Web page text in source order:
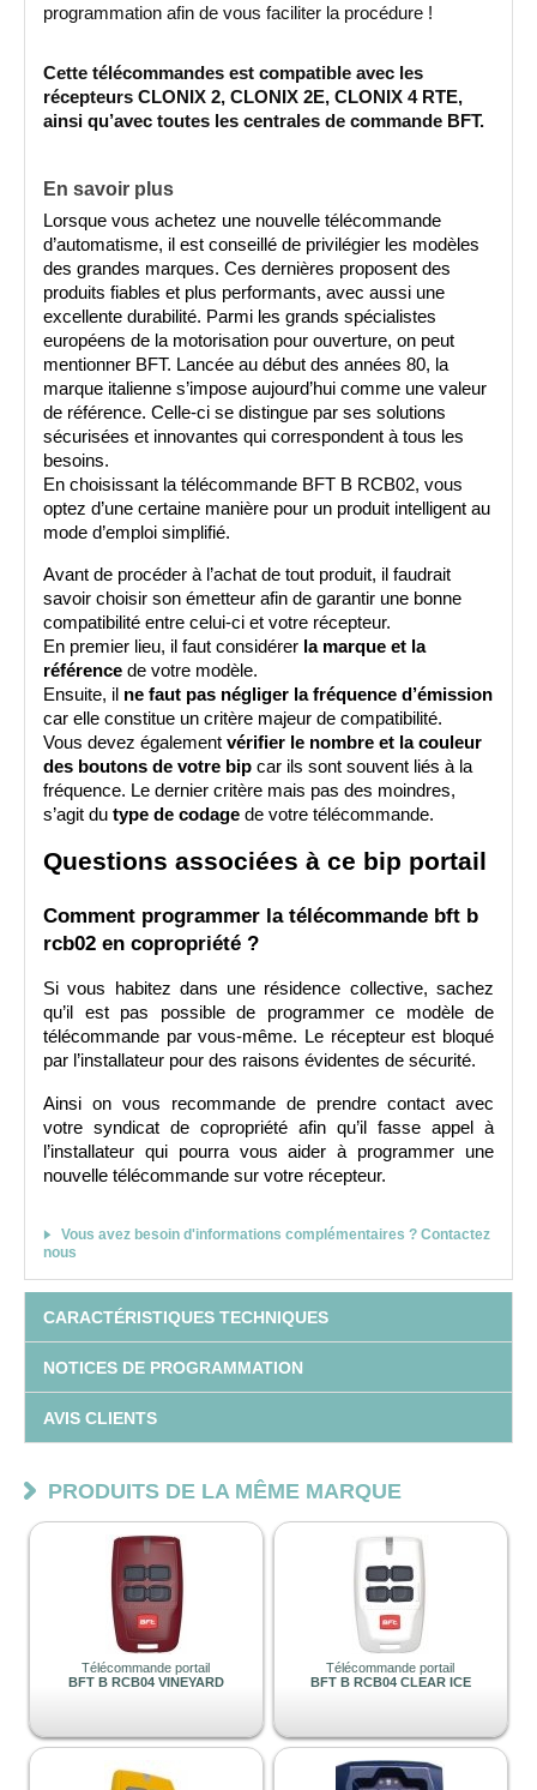
programmation afin de vous faciliter la procédure !
Cette télécommandes est compatible avec les
récepteurs CLONIX 2, CLONIX 2E, CLONIX 4 RTE,
ainsi qu’avec toutes les centrales de commande BFT.
En savoir plus
Lorsque vous achetez une nouvelle télécommande
d’automatisme, il est conseillé de privilégier les modèles
des grandes marques. Ces dernières proposent des
produits fiables et plus performants, avec aussi une
excellente durabilité. Parmi les grands spécialistes
européens de la motorisation pour ouverture, on peut
mentionner BFT. Lancée au début des années 80, la
marque italienne s’impose aujourd’hui comme une valeur
de référence. Celle-ci se distingue par ses solutions
sécurisées et innovantes qui correspondent à tous les
besoins.
En choisissant la télécommande BFT B RCB02, vous
optez d’une certaine manière pour un produit intelligent au
mode d’emploi simplifié.
Avant de procéder à l’achat de tout produit, il faudrait
savoir choisir son émetteur afin de garantir une bonne
compatibilité entre celui-ci et votre récepteur.
En premier lieu, il faut considérer la marque et la
référence de votre modèle.
Ensuite, il ne faut pas négliger la fréquence d’émission
car elle constitue un critère majeur de compatibilité.
Vous devez également vérifier le nombre et la couleur
des boutons de votre bip car ils sont souvent liés à la
fréquence. Le dernier critère mais pas des moindres,
s’agit du type de codage de votre télécommande.
Questions associées à ce bip portail
Comment programmer la télécommande bft b
rcb02 en copropriété ?
Si vous habitez dans une résidence collective, sachez
qu’il est pas possible de programmer ce modèle de
télécommande par vous-même. Le récepteur est bloqué
par l’installateur pour des raisons évidentes de sécurité.
Ainsi on vous recommande de prendre contact avec
votre syndicat de copropriété afin qu’il fasse appel à
l’installateur qui pourra vous aider à programmer une
nouvelle télécommande sur votre récepteur.
Vous avez besoin d'informations complémentaires ? Contactez
nous
CARACTÉRISTIQUES TECHNIQUES
NOTICES DE PROGRAMMATION
AVIS CLIENTS
PRODUITS DE LA MÊME MARQUE
Télécommande portail
BFT B RCB04 VINEYARD
Télécommande portail
BFT B RCB04 CLEAR ICE